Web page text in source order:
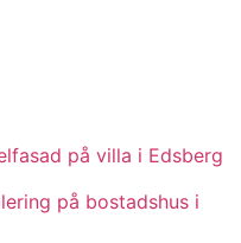
på villa i Edsberg
på bostadshus i